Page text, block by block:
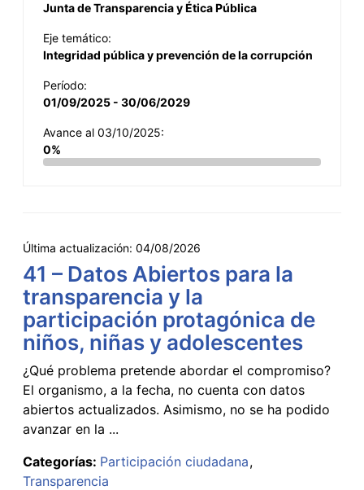
Junta de Transparencia y Ética Pública
Eje temático:
Integridad pública y prevención de la corrupción
Período:
01/09/2025 - 30/06/2029
Avance al 03/10/2025:
0%
Última actualización: 04/08/2026
41 – Datos Abiertos para la
transparencia y la
participación protagónica de
niños, niñas y adolescentes
¿Qué problema pretende abordar el compromiso?
El organismo, a la fecha, no cuenta con datos
abiertos actualizados. Asimismo, no se ha podido
avanzar en la ...
Categorías: Participación ciudadana
Transparencia